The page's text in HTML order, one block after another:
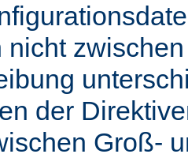
nicht
der
Groß-